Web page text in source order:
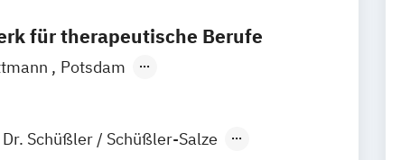
für therapeutische Berufe
Potsdam
Augsburg Horstmar
Schüßler / Schüßler-Salze